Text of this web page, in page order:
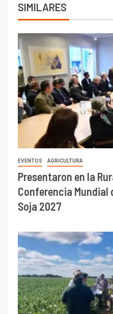
SIMILARES
EVENTOS AGRICULTURA
Presentaron en la
Conferencia Mundial
Soja 2027